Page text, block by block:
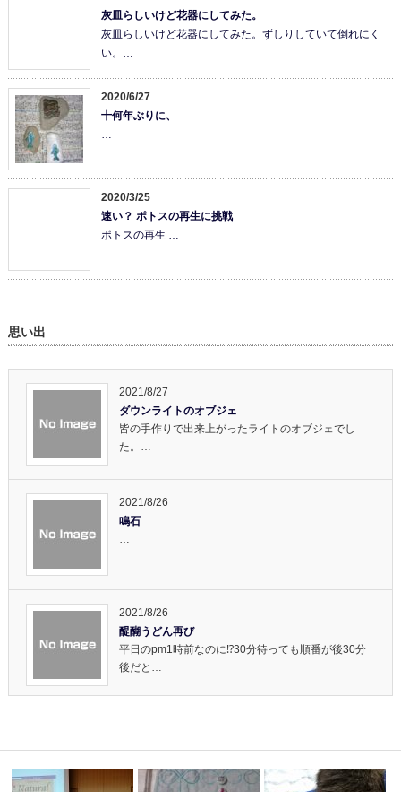
灰皿らしいけど花器にしてみた。
灰皿らしいけど花器にしてみた。ずしりしていて倒れにく
い。…
2020/6/27
十何年ぶりに、
…
2020/3/25
速い？ ポトスの再生に挑戦
ポトスの再生 …
思い出
2021/8/27
ダウンライトのオブジェ
皆の手作りで出来上がったライトのオブジェでし
た。…
2021/8/26
鳴石
…
2021/8/26
醍醐うどん再び
平日のpm1時前なのに⁉️30分待っても順番が後30分
後だと…